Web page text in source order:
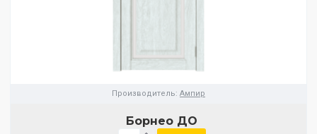
Производитель: Ампир
Борнео ДО